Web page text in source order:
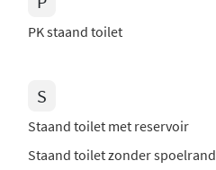
PK staand toilet
S
Staand toilet met reservoir
Staand toilet zonder spoelrand